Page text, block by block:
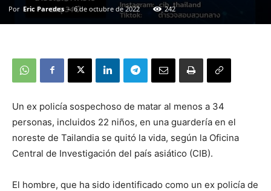
Por Eric Paredes - 6 de octubre de 2022 242
Un ex policía sospechoso de matar al menos a 34
personas, incluidos 22 niños, en una guardería en el
noreste de Tailandia se quitó la vida, según la Oficina
Central de Investigación del país asiático (CIB).
El hombre, que ha sido identificado como un ex policía de